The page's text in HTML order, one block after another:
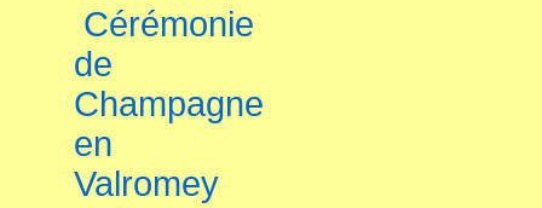
Cérémonie
de
Champagne
en
Valromey